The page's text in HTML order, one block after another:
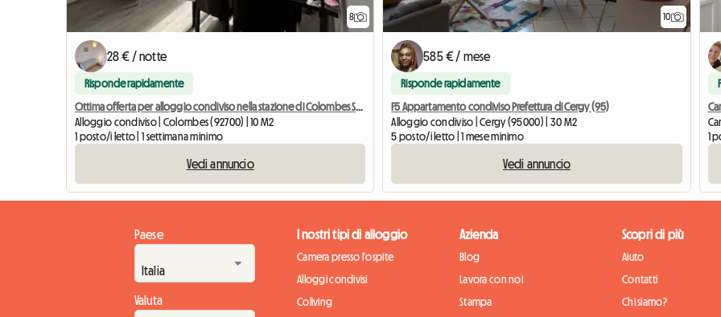
8
28 € / notte
Risponde rapidamente
Ottima offerta per alloggio condiviso nella stazione di Colombes Stade
Alloggio condiviso | Colombes (92700) | 10 M2
1 posto/i letto | 1 settimana minimo
Vedi annuncio
10
585 € / mese
Risponde rapidamente
F5 Appartamento condiviso Prefettura di Cergy (95)
Alloggio condiviso | Cergy (95000) | 30 M2
5 posto/i letto | 1 mese minimo
Vedi annuncio
1
Paese
Valuta
I nostri tipi di alloggio
Camera presso l'ospite
Alloggi condivisi
Coliving
Azienda
Blog
Lavora con noi
Stampa
Scopri di più
Aiuto
Contatti
Chi siamo?